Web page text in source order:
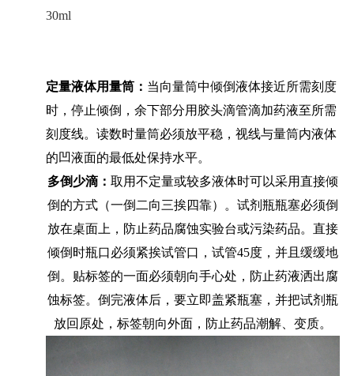
30ml
定量液体用量筒： 当向量筒中倾倒液体接近所需刻度
时，停止倾倒，余下部分用胶头滴管滴加药液至所需
刻度线。读数时量筒必须放平稳，视线与量筒内液体
的凹液面的最低处保持水平。
多倒少滴： 取用不定量或较多液体时可以采用直接倾
倒的方式（一倒二向三挨四靠）。试剂瓶瓶塞必须倒
放在桌面上，防止药品腐蚀实验台或污染药品。直接
倾倒时瓶口必须紧挨试管口，试管45度，并且缓缓地
倒。贴标签的一面必须朝向手心处，防止药液洒出腐
蚀标签。倒完液体后，要立即盖紧瓶塞，并把试剂瓶
放回原处，标签朝向外面，防止药品潮解、变质。